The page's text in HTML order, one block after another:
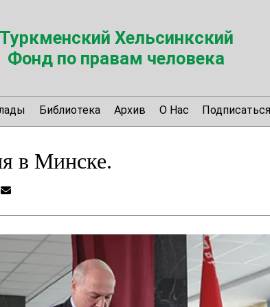
Туркменский Хельсинкский
Фонд по правам человека
Библиотека Архив О Нас
в Минске.